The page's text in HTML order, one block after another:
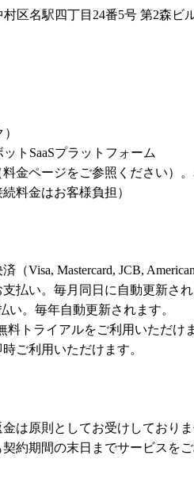
区名駅四丁目24番5号 第2森ビ
トSaaSプラットフォーム
金ページをご参照ください）。
料金はお客様負担）
（Visa, Mastercard, JCB, American
払い。毎月同日に自動更新され
い。毎年自動更新されます。
料トライアルをご利用いただけ
ご利用いただけます。
は原則としてお受けしておりま
約期間の末日までサービスを